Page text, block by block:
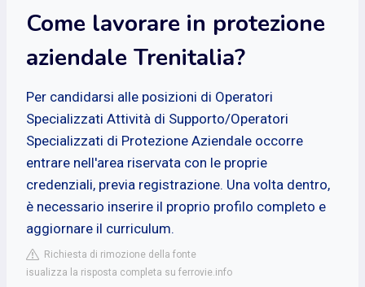
Come lavorare in protezione
aziendale Trenitalia?
Per candidarsi alle posizioni di Operatori
Specializzati Attività di Supporto/Operatori
Specializzati di Protezione Aziendale occorre
entrare nell'area riservata con le proprie
credenziali, previa registrazione. Una volta dentro,
è necessario inserire il proprio profilo completo e
aggiornare il curriculum.
Richiesta di rimozione della fonte
isualizza la risposta completa su ferrovie.info